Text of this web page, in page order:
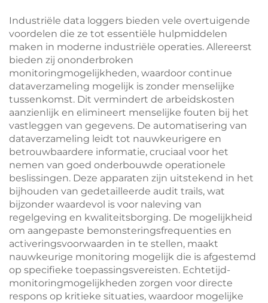
Industriële data loggers bieden vele overtuigende
voordelen die ze tot essentiële hulpmiddelen
maken in moderne industriële operaties. Allereerst
bieden zij ononderbroken
monitoringmogelijkheden, waardoor continue
dataverzameling mogelijk is zonder menselijke
tussenkomst. Dit vermindert de arbeidskosten
aanzienlijk en elimineert menselijke fouten bij het
vastleggen van gegevens. De automatisering van
dataverzameling leidt tot nauwkeurigere en
betrouwbaardere informatie, cruciaal voor het
nemen van goed onderbouwde operationele
beslissingen. Deze apparaten zijn uitstekend in het
bijhouden van gedetailleerde audit trails, wat
bijzonder waardevol is voor naleving van
regelgeving en kwaliteitsborging. De mogelijkheid
om aangepaste bemonsteringsfrequenties en
activeringsvoorwaarden in te stellen, maakt
nauwkeurige monitoring mogelijk die is afgestemd
op specifieke toepassingsvereisten. Echtetijd-
monitoringmogelijkheden zorgen voor directe
respons op kritieke situaties, waardoor mogelijke